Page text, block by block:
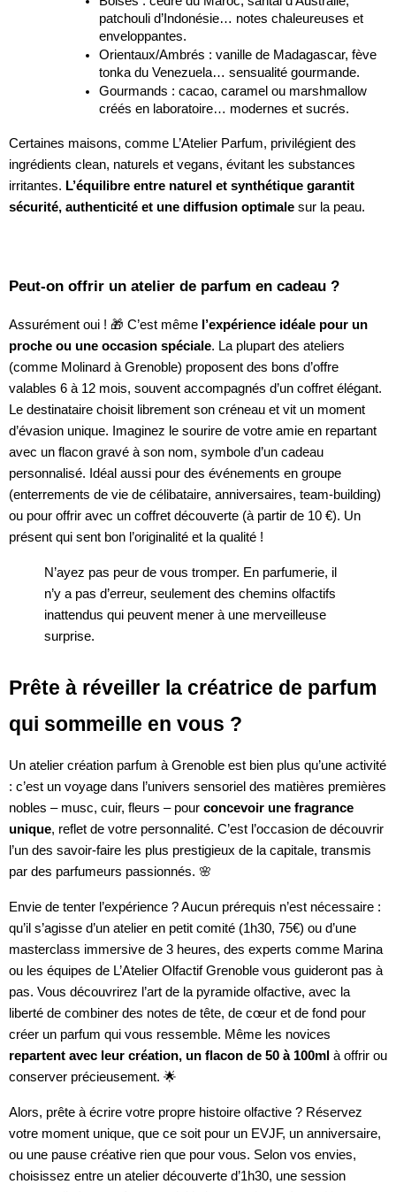
patchouli d’Indonésie… notes chaleureuses et
enveloppantes.
Orientaux/Ambrés : vanille de Madagascar, fève
tonka du Venezuela… sensualité gourmande.
Gourmands : cacao, caramel ou marshmallow
créés en laboratoire… modernes et sucrés.
Certaines maisons, comme L’Atelier Parfum, privilégient des
ingrédients clean, naturels et vegans, évitant les substances
irritantes. L’équilibre entre naturel et synthétique garantit
sécurité, authenticité et une diffusion optimale sur la peau.
Peut-on offrir un atelier de parfum en cadeau ?
Assurément oui ! 🎁 C’est même l’expérience idéale pour un
proche ou une occasion spéciale. La plupart des ateliers
(comme Molinard à Grenoble) proposent des bons d’offre
valables 6 à 12 mois, souvent accompagnés d’un coffret élégant.
Le destinataire choisit librement son créneau et vit un moment
d’évasion unique. Imaginez le sourire de votre amie en repartant
avec un flacon gravé à son nom, symbole d’un cadeau
personnalisé. Idéal aussi pour des événements en groupe
(enterrements de vie de célibataire, anniversaires, team-building)
ou pour offrir avec un coffret découverte (à partir de 10 €). Un
présent qui sent bon l’originalité et la qualité !
N’ayez pas peur de vous tromper. En parfumerie, il
n’y a pas d’erreur, seulement des chemins olfactifs
inattendus qui peuvent mener à une merveilleuse
surprise.
Prête à réveiller la créatrice de parfum
qui sommeille en vous ?
Un atelier création parfum à Grenoble est bien plus qu’une activité
: c’est un voyage dans l’univers sensoriel des matières premières
nobles – musc, cuir, fleurs – pour concevoir une fragrance
unique, reflet de votre personnalité. C’est l’occasion de découvrir
l’un des savoir-faire les plus prestigieux de la capitale, transmis
par des parfumeurs passionnés. 🌸
Envie de tenter l’expérience ? Aucun prérequis n’est nécessaire :
qu’il s’agisse d’un atelier en petit comité (1h30, 75€) ou d’une
masterclass immersive de 3 heures, des experts comme Marina
ou les équipes de L’Atelier Olfactif Grenoble vous guideront pas à
pas. Vous découvrirez l’art de la pyramide olfactive, avec la
liberté de combiner des notes de tête, de cœur et de fond pour
créer un parfum qui vous ressemble. Même les novices
repartent avec leur création, un flacon de 50 à 100ml à offrir ou
conserver précieusement. 🌟
Alors, prête à écrire votre propre histoire olfactive ? Réservez
votre moment unique, que ce soit pour un EVJF, un anniversaire,
ou une pause créative rien que pour vous. Selon vos envies,
choisissez entre un atelier découverte d’1h30, une session